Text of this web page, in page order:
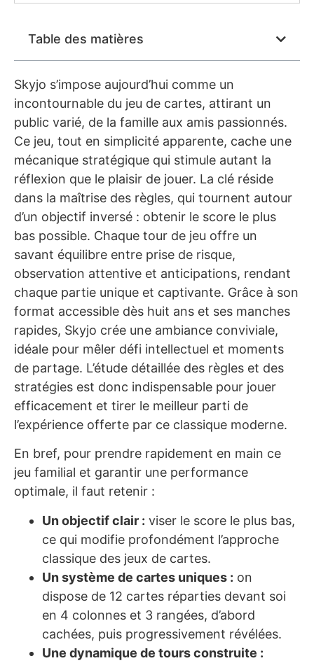
Table des matières
Skyjo s’impose aujourd’hui comme un
incontournable du jeu de cartes, attirant un
public varié, de la famille aux amis passionnés.
Ce jeu, tout en simplicité apparente, cache une
mécanique stratégique qui stimule autant la
réflexion que le plaisir de jouer. La clé réside
dans la maîtrise des règles, qui tournent autour
d’un objectif inversé : obtenir le score le plus
bas possible. Chaque tour de jeu offre un
savant équilibre entre prise de risque,
observation attentive et anticipations, rendant
chaque partie unique et captivante. Grâce à son
format accessible dès huit ans et ses manches
rapides, Skyjo crée une ambiance conviviale,
idéale pour mêler défi intellectuel et moments
de partage. L’étude détaillée des règles et des
stratégies est donc indispensable pour jouer
efficacement et tirer le meilleur parti de
l’expérience offerte par ce classique moderne.
En bref, pour prendre rapidement en main ce
jeu familial et garantir une performance
optimale, il faut retenir :
Un objectif clair : viser le score le plus bas,
ce qui modifie profondément l’approche
classique des jeux de cartes.
Un système de cartes uniques : on
dispose de 12 cartes réparties devant soi
en 4 colonnes et 3 rangées, d’abord
cachées, puis progressivement révélées.
Une dynamique de tours construite :